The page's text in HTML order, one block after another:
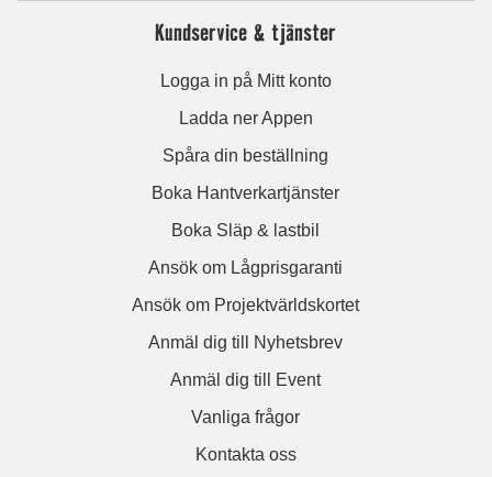
Kundservice & tjänster
Logga in på Mitt konto
Ladda ner Appen
Spåra din beställning
Boka Hantverkartjänster
Boka Släp & lastbil
Ansök om Lågprisgaranti
Ansök om Projektvärldskortet
Anmäl dig till Nyhetsbrev
Anmäl dig till Event
Vanliga frågor
Kontakta oss